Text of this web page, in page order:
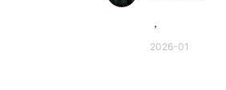
，
2026-01